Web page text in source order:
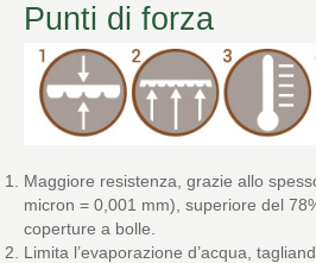
Punti di forza
Maggiore resistenza, grazie allo
micron = 0,001 mm), superiore del
coperture a bolle.
Limita l’evaporazione d’acqua,